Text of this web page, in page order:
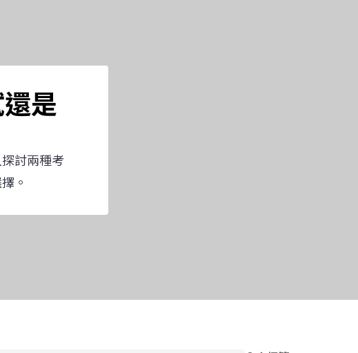
是
討兩種考
。